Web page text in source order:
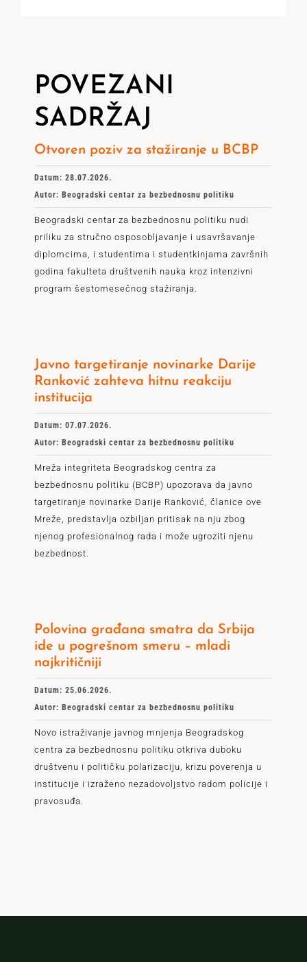
POVEZANI
SADRŽAJ
Otvoren poziv za stažiranje u BCBP
Datum: 28.07.2026.
Autor: Beogradski centar za bezbednosnu politiku
Beogradski centar za bezbednosnu politiku nudi
priliku za stručno osposobljavanje i usavršavanje
diplomcima, i studentima i studentkinjama završnih
godina fakulteta društvenih nauka kroz intenzivni
program šestomesečnog stažiranja.
Javno targetiranje novinarke Darije
Ranković zahteva hitnu reakciju
institucija
Datum: 07.07.2026.
Autor: Beogradski centar za bezbednosnu politiku
Mreža integriteta Beogradskog centra za
bezbednosnu politiku (BCBP) upozorava da javno
targetiranje novinarke Darije Ranković, članice ove
Mreže, predstavlja ozbiljan pritisak na nju zbog
njenog profesionalnog rada i može ugroziti njenu
bezbednost.
Polovina građana smatra da Srbija
ide u pogrešnom smeru – mladi
najkritičniji
Datum: 25.06.2026.
Autor: Beogradski centar za bezbednosnu politiku
Novo istraživanje javnog mnjenja Beogradskog
centra za bezbednosnu politiku otkriva duboku
društvenu i političku polarizaciju, krizu poverenja u
institucije i izraženo nezadovoljstvo radom policije i
pravosuđa.